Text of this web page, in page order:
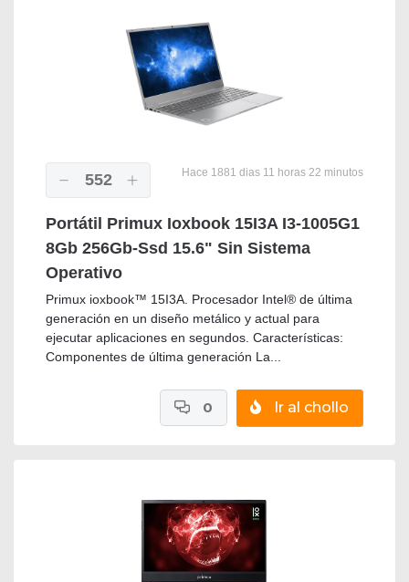
552 Hace 1881 dias 11 horas 22 minutos
Portátil Primux Ioxbook 15I3A I3-1005G1
8Gb 256Gb-Ssd 15.6" Sin Sistema
Operativo
Primux ioxbook™ 15I3A. Procesador Intel® de última
generación en un diseño metálico y actual para
ejecutar aplicaciones en segundos. Características:
Componentes de última generación La...
Ir al chollo
0